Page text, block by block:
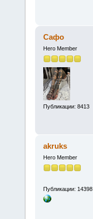
Сафо
Hero Member
Публикации: 8413
akruks
Hero Member
Публикации: 14398